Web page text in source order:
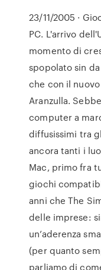
23/11/2005 ·
PC. L'arrivo
momento di
spopolato sin
che con il
Aranzulla.
computer a
diffusissimi tra
ancora tanti i
Mac, primo fra
giochi
anni che The
delle imprese:
un’aderenza
(per quanto
parliamo di